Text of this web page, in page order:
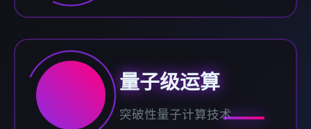
量子级运算
突破性量子计算技术